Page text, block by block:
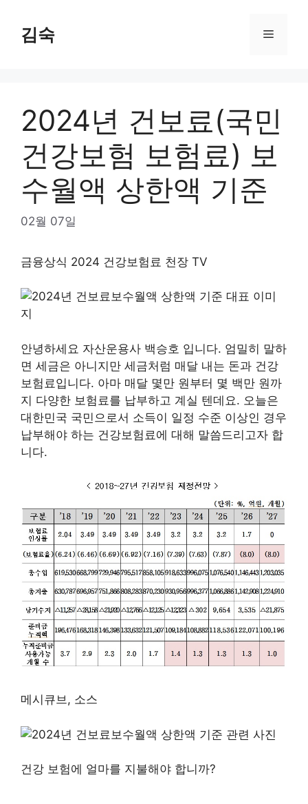
content
김숙 Menu
2024년 건보료(국민
건강보험 보험료) 보
수월액 상한액 기준
02월 07일
금융상식 2024 건강보험료 천장 TV
안녕하세요 자산운용사 백승호 입니다. 엄밀히 말하
면 세금은 아니지만 세금처럼 매달 내는 돈과 건강
보험료입니다. 아마 매달 몇만 원부터 몇 백만 원까
지 다양한 보험료를 납부하고 계실 텐데요. 오늘은
대한민국 국민으로서 소득이 일정 수준 이상인 경우
납부해야 하는 건강보험료에 대해 말씀드리고자 합
니다.
메시큐브, 소스
건강 보험에 얼마를 지불해야 합니까?